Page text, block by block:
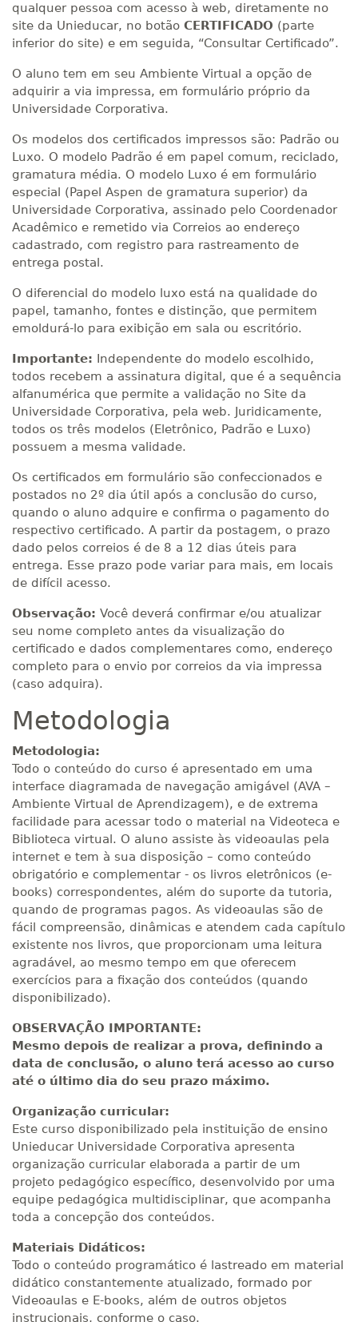
qualquer pessoa com acesso à web, diretamente no
site da Unieducar, no botão CERTIFICADO (parte
inferior do site) e em seguida, “Consultar Certificado”.
O aluno tem em seu Ambiente Virtual a opção de
adquirir a via impressa, em formulário próprio da
Universidade Corporativa.
Os modelos dos certificados impressos são: Padrão ou
Luxo. O modelo Padrão é em papel comum, reciclado,
gramatura média. O modelo Luxo é em formulário
especial (Papel Aspen de gramatura superior) da
Universidade Corporativa, assinado pelo Coordenador
Acadêmico e remetido via Correios ao endereço
cadastrado, com registro para rastreamento de
entrega postal.
O diferencial do modelo luxo está na qualidade do
papel, tamanho, fontes e distinção, que permitem
emoldurá-lo para exibição em sala ou escritório.
Importante: Independente do modelo escolhido,
todos recebem a assinatura digital, que é a sequência
alfanumérica que permite a validação no Site da
Universidade Corporativa, pela web. Juridicamente,
todos os três modelos (Eletrônico, Padrão e Luxo)
possuem a mesma validade.
Os certificados em formulário são confeccionados e
postados no 2º dia útil após a conclusão do curso,
quando o aluno adquire e confirma o pagamento do
respectivo certificado. A partir da postagem, o prazo
dado pelos correios é de 8 a 12 dias úteis para
entrega. Esse prazo pode variar para mais, em locais
de difícil acesso.
Observação: Você deverá confirmar e/ou atualizar
seu nome completo antes da visualização do
certificado e dados complementares como, endereço
completo para o envio por correios da via impressa
(caso adquira).
Metodologia
Metodologia:
Todo o conteúdo do curso é apresentado em uma
interface diagramada de navegação amigável (AVA –
Ambiente Virtual de Aprendizagem), e de extrema
facilidade para acessar todo o material na Videoteca e
Biblioteca virtual. O aluno assiste às videoaulas pela
internet e tem à sua disposição – como conteúdo
obrigatório e complementar - os livros eletrônicos (e-
books) correspondentes, além do suporte da tutoria,
quando de programas pagos. As videoaulas são de
fácil compreensão, dinâmicas e atendem cada capítulo
existente nos livros, que proporcionam uma leitura
agradável, ao mesmo tempo em que oferecem
exercícios para a fixação dos conteúdos (quando
disponibilizado).
OBSERVAÇÃO IMPORTANTE:
Mesmo depois de realizar a prova, definindo a
data de conclusão, o aluno terá acesso ao curso
até o último dia do seu prazo máximo.
Organização curricular:
Este curso disponibilizado pela instituição de ensino
Unieducar Universidade Corporativa apresenta
organização curricular elaborada a partir de um
projeto pedagógico específico, desenvolvido por uma
equipe pedagógica multidisciplinar, que acompanha
toda a concepção dos conteúdos.
Materiais Didáticos:
Todo o conteúdo programático é lastreado em material
didático constantemente atualizado, formado por
Videoaulas e E-books, além de outros objetos
instrucionais, conforme o caso.